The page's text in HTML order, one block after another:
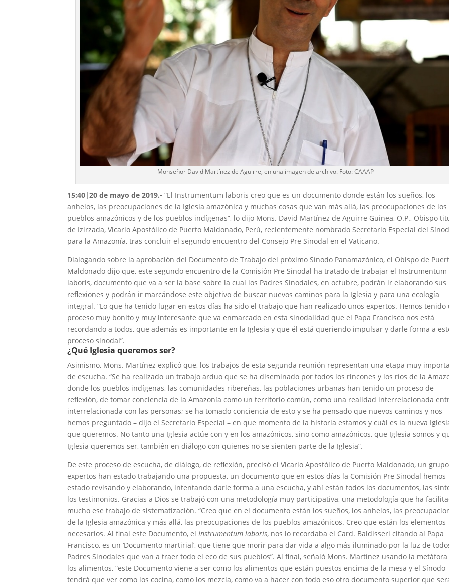
Monseñor David Martínez de Aguirre, en una imagen de archivo. Foto: CAAAP
15:40|20 de mayo de 2019.-“El Instrumentum laboris creo que es un documento donde están los sueños, los
anhelos, las preocupaciones de la Iglesia amazónica y muchas cosas que van más allá, las preocupaciones de los
pueblos amazónicos y de los pueblos indígenas”, lo dijo Mons. David Martínez de Aguirre Guinea, O.P., Obispo
de Izirzada, Vicario Apostólico de Puerto Maldonado, Perú, recientemente nombrado Secretario Especial del
para la Amazonía, tras concluir el segundo encuentro del Consejo Pre Sinodal en el Vaticano.
Dialogando sobre la aprobación del Documento de Trabajo del próximo Sínodo Panamazónico, el Obispo de
Maldonado dijo que, este segundo encuentro de la Comisión Pre Sinodal ha tratado de trabajar el Instrumentum
laboris, documento que va a ser la base sobre la cual los Padres Sinodales, en octubre, podrán ir elaborando sus
reflexiones y podrán ir marcándose este objetivo de buscar nuevos caminos para la Iglesia y para una ecología
integral. “Lo que ha tenido lugar en estos días ha sido el trabajo que han realizado unos expertos. Hemos tenido
proceso muy bonito y muy interesante que va enmarcado en esta sinodalidad que el Papa Francisco nos está
recordando a todos, que además es importante en la Iglesia y que él está queriendo impulsar y darle forma a
proceso sinodal”.
¿Qué Iglesia queremos ser?
Asimismo, Mons. Martínez explicó que, los trabajos de esta segunda reunión representan una etapa muy
de escucha. “Se ha realizado un trabajo arduo que se ha diseminado por todos los rincones y los ríos de la
donde los pueblos indígenas, las comunidades ribereñas, las poblaciones urbanas han tenido un proceso de
reflexión, de tomar conciencia de la Amazonía como un territorio común, como una realidad interrelacionada
interrelacionada con las personas; se ha tomado conciencia de esto y se ha pensado que nuevos caminos y nos
hemos preguntado – dijo el Secretario Especial – en que momento de la historia estamos y cuál es la nueva
que queremos. No tanto una Iglesia actúe con y en los amazónicos, sino como amazónicos, que Iglesia somos y
Iglesia queremos ser, también en diálogo con quienes no se sienten parte de la Iglesia”.
De este proceso de escucha, de diálogo, de reflexión, precisó el Vicario Apostólico de Puerto Maldonado, un
expertos han estado trabajando una propuesta, un documento que en estos días la Comisión Pre Sinodal hemos
estado revisando y elaborando, intentando darle forma a una escucha, y ahí están todos los documentos, las
los testimonios. Gracias a Dios se trabajó con una metodología muy participativa, una metodología que ha
mucho ese trabajo de sistematización. “Creo que en el documento están los sueños, los anhelos, las
de la Iglesia amazónica y más allá, las preocupaciones de los pueblos amazónicos. Creo que están los elementos
necesarios. Al final este Documento, elInstrumentum laboris, nos lo recordaba el Card. Baldisseri citando al Papa
Francisco, es un ‘Documento martirial’, que tiene que morir para dar vida a algo más iluminado por la luz de
Padres Sinodales que van a traer todo el eco de sus pueblos”. Al final, señaló Mons. Martínez usando la metáfora
los alimentos, “este Documento viene a ser como los alimentos que están puestos encima de la mesa y el Sínodo
tendrá que ver como los cocina, como los mezcla, como va a hacer con todo eso otro documento superior que